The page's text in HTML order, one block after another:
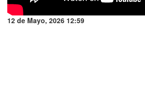
12 de Mayo, 2026 12:59